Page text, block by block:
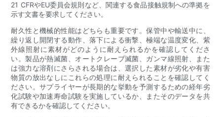
21 CFRやEU委員会規則など、関連する食品接触規制への準拠を
示す文書を要求してください。
耐久性と機械的性能はどちらも重要です。保管中や輸送中に、
繰り返し開閉する動作、落下による衝撃、極端な温度変化、紫
外線照射に素材がどのように耐えられるかを確認してくださ
い。製品が熱滅菌、オートクレーブ滅菌、ガンマ線照射、また
は強力な溶剤にさらされる場合は、選択した素材が劣化や有害
物質の放出なしにこれらの処理に耐えられることを確認してく
ださい。サプライヤーが長期的な挙動を予測するための経年劣
化試験や加速寿命試験を実施しているか、またそのデータを共
有できるかを確認してください。